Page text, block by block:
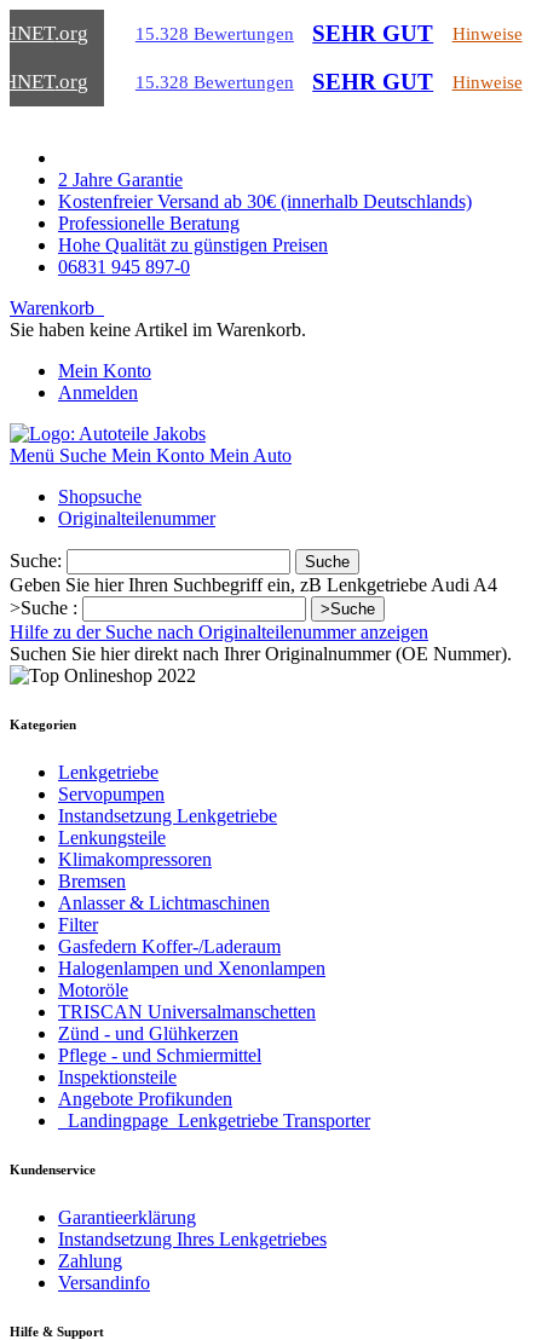
.org 15.328 Bewertungen SEHR GUT Hinweise
.org 15.328 Bewertungen SEHR GUT Hinweise
2 Jahre Garantie
Kostenfreier Versand ab 30€ (innerhalb Deutschlands)
Professionelle Beratung
Hohe Qualität zu günstigen Preisen
06831 945 897-0
Warenkorb
Sie haben keine Artikel im Warenkorb.
Mein Konto
Anmelden
Menü Suche Mein Konto Mein Auto
Shopsuche
Originalteilenummer
Suche: Suche
Geben Sie hier Ihren Suchbegriff ein, zB Lenkgetriebe Audi A4
>Suche :
>Suche
Hilfe zu der Suche nach Originalteilenummer anzeigen
Suchen Sie hier direkt nach Ihrer Originalnummer (OE Nummer).
Kategorien
Lenkgetriebe
Servopumpen
Instandsetzung Lenkgetriebe
Lenkungsteile
Klimakompressoren
Bremsen
Anlasser & Lichtmaschinen
Filter
Gasfedern Koffer-/Laderaum
Halogenlampen und Xenonlampen
Motoröle
TRISCAN Universalmanschetten
Zünd - und Glühkerzen
Pflege - und Schmiermittel
Inspektionsteile
Angebote Profikunden
_Landingpage_Lenkgetriebe Transporter
Kundenservice
Garantieerklärung
Instandsetzung Ihres Lenkgetriebes
Zahlung
Versandinfo
Hilfe & Support